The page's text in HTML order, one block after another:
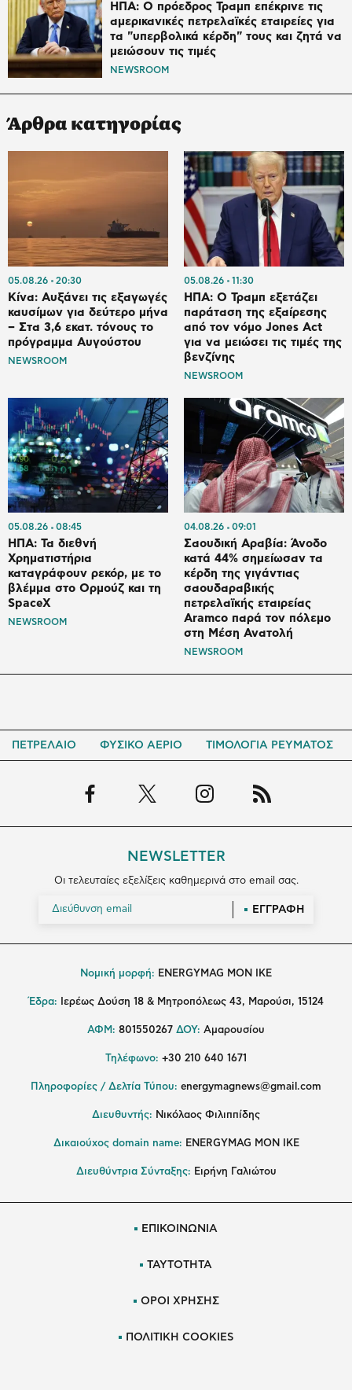
ΗΠΑ: Ο πρόεδρος Τραμπ επέκρινε τις
αμερικανικές πετρελαϊκές εταιρείες για
τα "υπερβολικά κέρδη" τους και ζητά να
μειώσουν τις τιμές
NEWSROOM
Άρθρα κατηγορίας
05.08.26 20:30
Κίνα: Αυξάνει τις εξαγωγές
καυσίμων για δεύτερο μήνα
– Στα 3,6 εκατ. τόνους το
πρόγραμμα Αυγούστου
NEWSROOM
05.08.26 11:30
ΗΠΑ: Ο Τραμπ εξετάζει
παράταση της εξαίρεσης
από τον νόμο Jones Act
για να μειώσει τις τιμές της
βενζίνης
NEWSROOM
05.08.26 08:45
ΗΠΑ: Τα διεθνή
Χρηματιστήρια
καταγράφουν ρεκόρ, με το
βλέμμα στο Ορμούζ και τη
SpaceX
NEWSROOM
04.08.26 09:01
Σαουδική Αραβία: Άνοδο
κατά 44% σημείωσαν τα
κέρδη της γιγάντιας
σαουδαραβικής
πετρελαϊκής εταιρείας
Aramco παρά τον πόλεμο
στη Μέση Ανατολή
NEWSROOM
ΠΕΤΡΕΛΑΙΟ ΦΥΣΙΚΟ ΑΕΡΙΟ ΤΙΜΟΛΟΓΙΑ ΡΕΥΜΑΤΟΣ
NEWSLETTER
Οι τελευταίες εξελίξεις καθημερινά στο email σας.
ΕΓΓΡΑΦΗ
Νομική μορφή: ENERGYMAG MON IKE
Έδρα: Ιερέως Δούση 18 & Μητροπόλεως 43, Μαρούσι, 15124
ΑΦΜ: 801550267 ΔΟΥ: Αμαρουσίου
Τηλέφωνο: +30 210 640 1671
Πληροφορίες / Δελτία Τύπου: energymagnews@gmail.com
Διευθυντής: Νικόλαος Φιλιππίδης
Δικαιούχος domain name: ENERGYMAG ΜΟΝ ΙΚΕ
Διευθύντρια Σύνταξης: Ειρήνη Γαλιώτου
ΕΠΙΚΟΙΝΩΝΙΑ
ΤΑΥΤΟΤΗΤΑ
ΟΡΟΙ ΧΡΗΣΗΣ
ΠΟΛΙΤΙΚΗ COOKIES